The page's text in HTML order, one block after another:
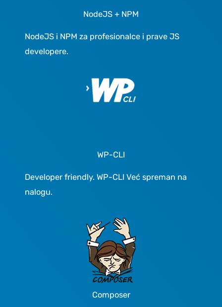
NodeJS + NPM
NodeJS i NPM za profesionalce i prave JS
developere.
WP-CLI
Developer friendly. WP-CLI Već spreman na
nalogu.
Composer